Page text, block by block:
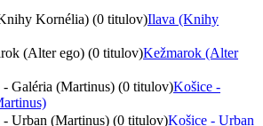
Kornélia) (0 titulov)Ilava (Knihy
(Alter ego) (0 titulov)Kežmarok (Alter
- Galéria (Martinus) (0 titulov)Košice -
- Urban (Martinus) (0 titulov)Košice - Urban